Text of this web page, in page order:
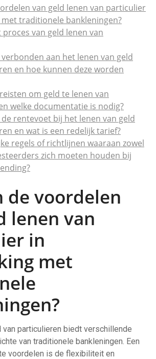
van geld lenen van particulier
traditionele bankleningen?
van geld lenen van
verbonden aan het lenen van geld
en hoe kunnen deze worden
om geld te lenen van
welke documentatie is nodig?
rentevoet bij het lenen van geld
en wat is een redelijk tarief?
regels of richtlijnen waaraan zowel
zich moeten houden bij
de voordelen
lenen van
in
met
van particulieren biedt verschillende
van traditionele bankleningen. Een
voordelen is de flexibiliteit en